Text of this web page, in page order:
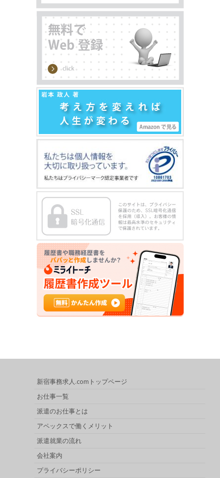
新宿事務求人.comトップページ
お仕事一覧
派遣のお仕事とは
アペックスで働くメリット
派遣就業の流れ
会社案内
プライバシーポリシー